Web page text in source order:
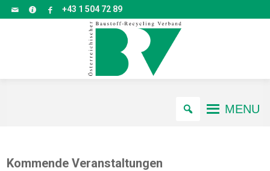
+43 1 504 72 89
MENU
Kommende Veranstaltungen